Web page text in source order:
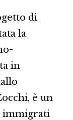
di
la
in
è un
immigrati